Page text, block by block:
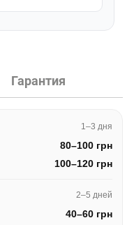
Гарантия
1–3 дня
80–100 грн
100–120 грн
2–5 дней
40–60 грн